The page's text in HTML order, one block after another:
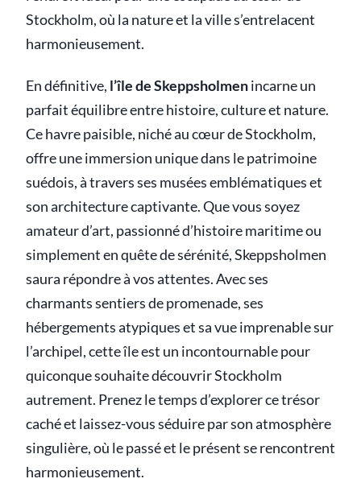
Stockholm, où la nature et la ville s’entrelacent
harmonieusement.
En définitive, l’île de Skeppsholmenincarne un
parfait équilibre entre histoire, culture et nature.
Ce havre paisible, niché au cœur de Stockholm,
offre une immersion unique dans le patrimoine
suédois, à travers ses musées emblématiques et
son architecture captivante. Que vous soyez
amateur d’art, passionné d’histoire maritime ou
simplement en quête de sérénité, Skeppsholmen
saura répondre à vos attentes. Avec ses
charmants sentiers de promenade, ses
hébergements atypiques et sa vue imprenable sur
l’archipel, cette île est un incontournable pour
quiconque souhaite découvrir Stockholm
autrement. Prenez le temps d’explorer ce trésor
caché et laissez-vous séduire par son atmosphère
singulière, où le passé et le présent se rencontrent
harmonieusement.